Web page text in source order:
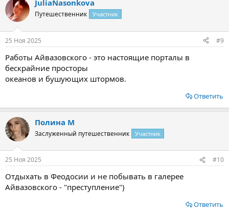
JuliaNasonkova
Путешественник Участник
25 Ноя 2025 #9
Работы Айвазовского - это настоящие порталы в
бескрайние просторы
океанов и бушующих штормов.
Ответить
Полина М
Заслуженный путешественник Участник
25 Ноя 2025 #10
Отдыхать в Феодосии и не побывать в галерее
Айвазовского - "преступление")
Ответить